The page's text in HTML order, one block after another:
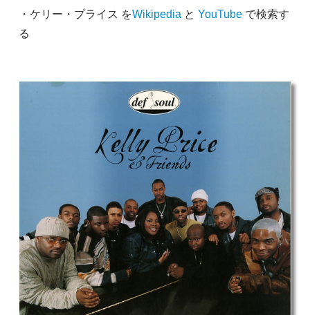
・ケリー・プライス をWikipedia と YouTubeで検索す
る